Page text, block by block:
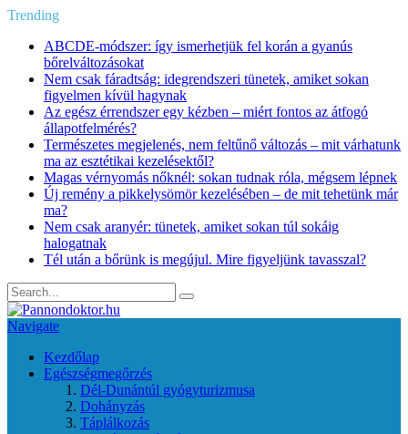
Trending
ABCDE‑módszer: így ismerhetjük fel korán a gyanús
bőrelváltozásokat
Nem csak fáradtság: idegrendszeri tünetek, amiket sokan
figyelmen kívül hagynak
Az egész érrendszer egy kézben – miért fontos az átfogó
állapotfelmérés?
Természetes megjelenés, nem feltűnő változás – mit várhatunk
ma az esztétikai kezelésektől?
Magas vérnyomás nőknél: sokan tudnak róla, mégsem lépnek
Új remény a pikkelysömör kezelésében – de mit tehetünk már
ma?
Nem csak aranyér: tünetek, amiket sokan túl sokáig
halogatnak
Tél után a bőrünk is megújul. Mire figyeljünk tavasszal?
Navigate
Kezdőlap
Egészségmegőrzés
Dél-Dunántúl gyógyturizmusa
Dohányzás
Táplálkozás